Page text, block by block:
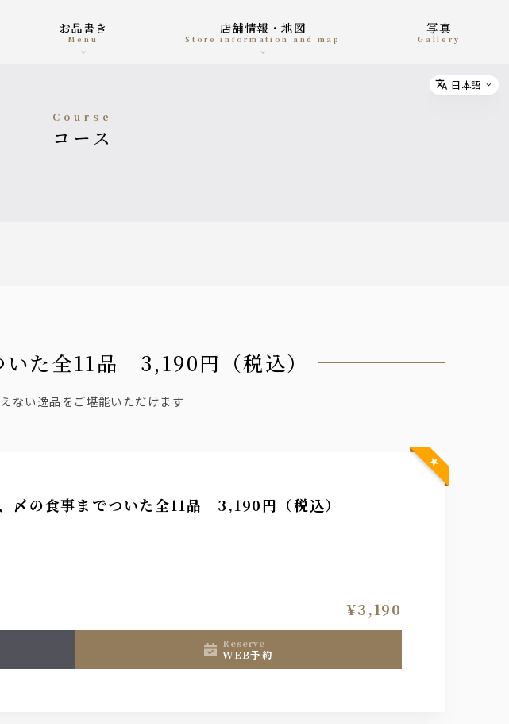
お品書き
menu
店舗情報・地図
Store information and map
写真
gallery
course
コース
いた全11品 3,190円（税込）
ない逸品をご堪能いただけます
〆の食事までついた全11品 3,190円（税込）
¥3,190
reserve
WEB予約
Select
日本語